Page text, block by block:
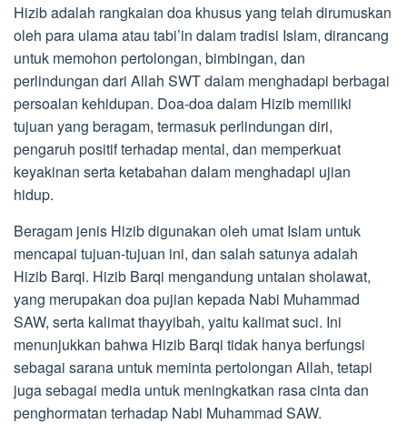
Hizib adalah rangkaian doa khusus yang telah dirumuskan
oleh para ulama atau tabi’in dalam tradisi Islam, dirancang
untuk memohon pertolongan, bimbingan, dan
perlindungan dari Allah SWT dalam menghadapi berbagai
persoalan kehidupan. Doa-doa dalam Hizib memiliki
tujuan yang beragam, termasuk perlindungan diri,
pengaruh positif terhadap mental, dan memperkuat
keyakinan serta ketabahan dalam menghadapi ujian
hidup.
Beragam jenis Hizib digunakan oleh umat Islam untuk
mencapai tujuan-tujuan ini, dan salah satunya adalah
Hizib Barqi. Hizib Barqi mengandung untaian sholawat,
yang merupakan doa pujian kepada Nabi Muhammad
SAW, serta kalimat thayyibah, yaitu kalimat suci. Ini
menunjukkan bahwa Hizib Barqi tidak hanya berfungsi
sebagai sarana untuk meminta pertolongan Allah, tetapi
juga sebagai media untuk meningkatkan rasa cinta dan
penghormatan terhadap Nabi Muhammad SAW.